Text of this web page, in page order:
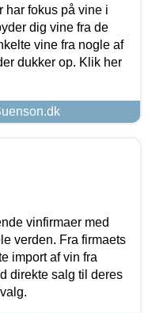
har fokus på vine i
dig vine fra de
vine fra nogle af
dukker op. Klik her
vinfirmaer med
verden. Fra firmaets
import af vin fra
direkte salg til deres